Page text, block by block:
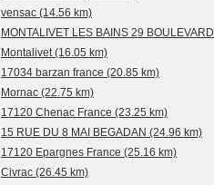
vensac (14.56 km)
MONTALIVET LES BAINS 29
Montalivet (16.05 km)
17034 barzan france (20.85 km)
Mornac (22.75 km)
17120 Chenac France (23.25 km)
15 RUE DU 8 MAI BEGADAN (24.96 km)
17120 Epargnes France (25.16 km)
Civrac (26.45 km)